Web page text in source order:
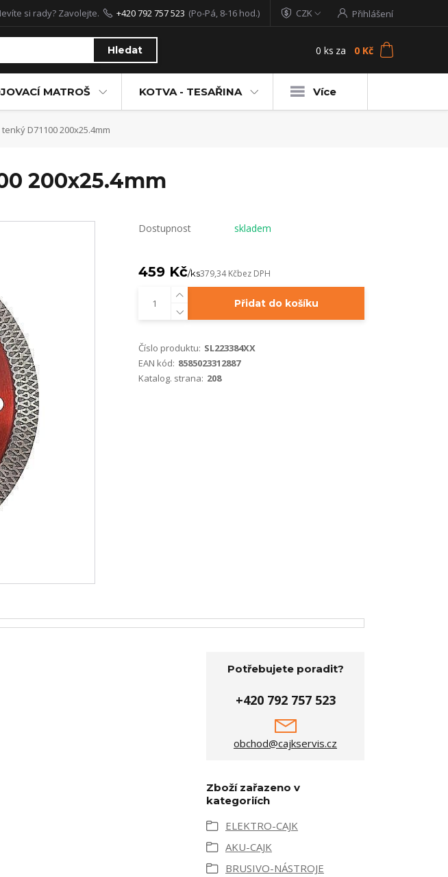
CZK Přihlášení
Hledat
si rady? Zavolejte. +420 792 757 523 (Po-Pá, 8-16 hod.)
0 ks za 0 Kč
MATROŠ KOTVA - TESAŘINA Více
D71100 200x25.4mm
200x25.4mm
Dostupnost skladem
459 Kč/ks379,34 Kčbez DPH
Přidat do košíku
Číslo produktu: SL223384XX
EAN kód: 8585023312887
Katalog. strana: 208
Potřebujete poradit?
+420 792 757 523
obchod@cajkservis.cz
Zboží zařazeno v
kategoriích
ELEKTRO-CAJK
AKU-CAJK
BRUSIVO-NÁSTROJE